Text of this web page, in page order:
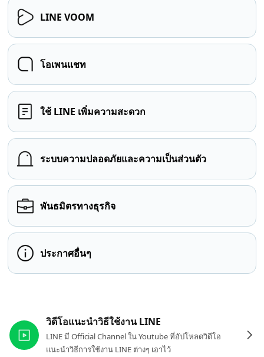
LINE VOOM
โอเพนแชท
ใช้ LINE เพิ่มความสะดวก
ระบบความปลอดภัยและความเป็นส่วนตัว
พันธมิตรทางธุรกิจ
ประกาศอื่นๆ
วิดีโอแนะนำวิธีใช้งาน LINE
LINE มี Official Channel ใน Youtube ที่อัปโหลดวิดีโอ
แนะนำวิธีการใช้งาน LINE ต่างๆ เอาไว้